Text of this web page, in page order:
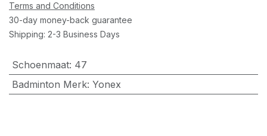
Terms and Conditions
30-day money-back guarantee
Shipping: 2-3 Business Days
Schoenmaat: 47
Badminton Merk: Yonex